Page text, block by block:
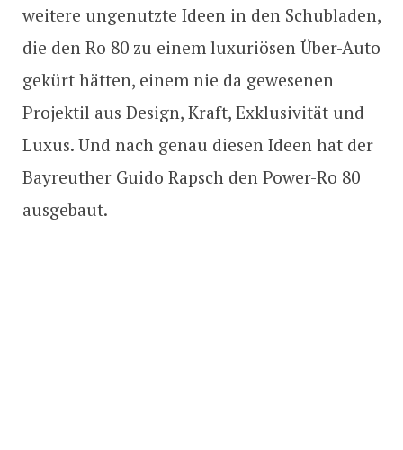
weitere ungenutzte Ideen in den Schubladen,
die den Ro 80 zu einem luxuriösen Über-Auto
gekürt hätten, einem nie da gewesenen
Projektil aus Design, Kraft, Exklusivität und
Luxus. Und nach genau diesen Ideen hat der
Bayreuther Guido Rapsch den Power-Ro 80
ausgebaut.